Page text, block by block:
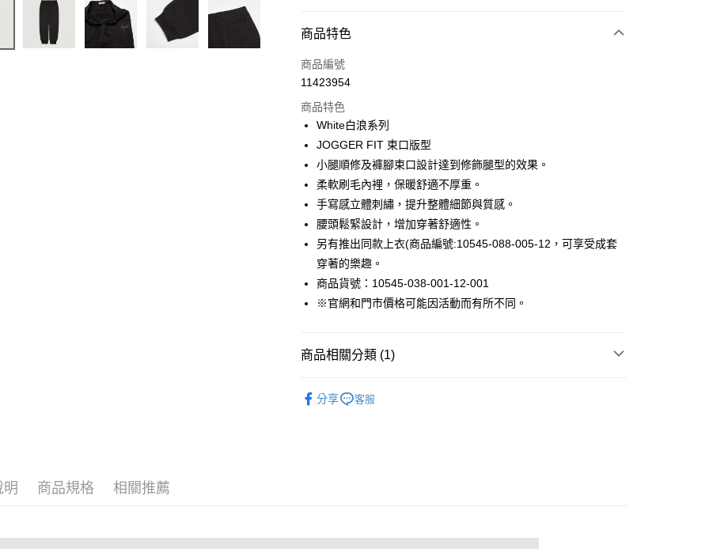
付款方式
信用卡一次付款
Apple Pay
街口支付
悠遊付
Google Pay
貨到付款
運送方式
免運費
每筆NT$130，滿NT$1,000(含以上)免運費
商品特色
商品編號
11423954
商品特色
White白浪系列
JOGGER FIT 束口版型
小腿順修及褲腳束口設計達到修飾腿型的效果。
柔軟刷毛內裡，保暖舒適不厚重。
手寫感立體刺繡，提升整體細節與質感。
腰頭鬆緊設計，增加穿著舒適性。
另有推出同款上衣(商品編號:10545-088-005-12，可享受成套
穿著的樂趣。
商品貨號：10545-038-001-12-001
※官網和門市價格可能因活動而有所不同。
商品相關分類 (1)
分享
客服
明 商品規格 相關推薦